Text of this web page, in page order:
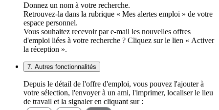
Donnez un nom à votre recherche.
Retrouvez-la dans la rubrique « Mes alertes emploi » de votre
espace personnel.
Vous souhaitez recevoir par e-mail les nouvelles offres
d'emploi liées à votre recherche ? Cliquez sur le lien « Activer
la réception ».
7. Autres fonctionnalités
Depuis le détail de l'offre d'emploi, vous pouvez l'ajouter à
votre sélection, l'envoyer à un ami, l'imprimer, localiser le lieu
de travail et la signaler en cliquant sur :